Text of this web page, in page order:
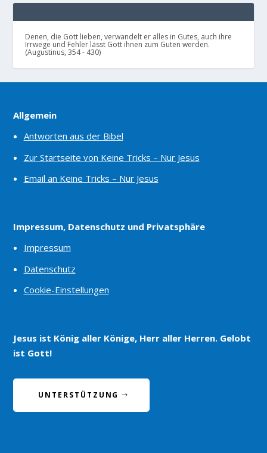
Denen, die Gott lieben, verwandelt er alles in Gutes, auch ihre
Irrwege und Fehler lässt Gott ihnen zum Guten werden.
(Augustinus, 354 - 430)
Allgemein
Antworten aus der Bibel
Zur Startseite von Keine Tricks – Nur Jesus
Email an Keine Tricks – Nur Jesus
Impressum, Datenschutz und Privatsphäre
Impressum
Datenschutz
Cookie-Einstellungen
Jesus ist König aller Könige, Herr aller Herren. Gelobt
ist Gott!
UNTERSTÜTZUNG